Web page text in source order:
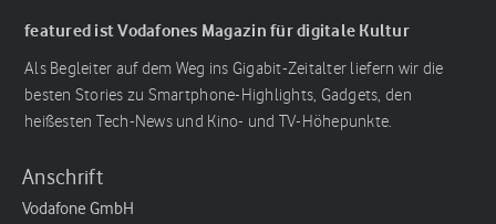
featured ist Vodafones Magazin für digitale Kultur
Als Begleiter auf dem Weg ins Gigabit-Zeitalter liefern wir die
besten Stories zu Smartphone-Highlights, Gadgets, den
heißesten Tech-News und Kino- und TV-Höhepunkte.
Anschrift
Vodafone GmbH